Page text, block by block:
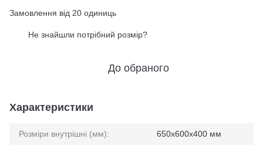
Замовлення від 20 одиниць
Не знайшли потрібний розмір?
До обраного
Характеристики
Розміри внутрішні (мм): 650x600x400 мм